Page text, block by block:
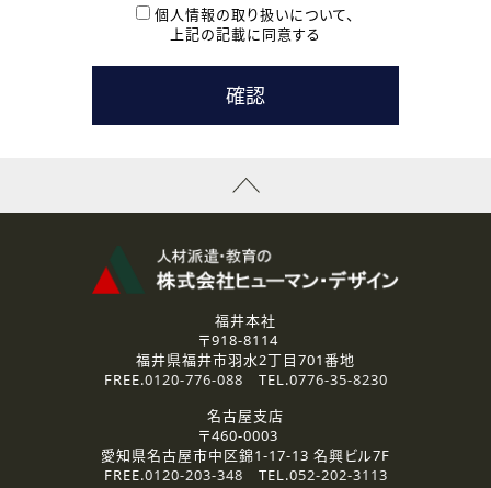
本登録に関するご連絡および本登録時の参考情報として利
たします。
( 3 ) スタッフ派遣を検討されている企業の皆様
お問い合わせの内容に回答するために利用いたします。
なお、ご連絡手段は、電話・Ｅメールのいずれかの方法とい
資料送付、受講相談に関するご連絡のために利用いたしま
その他、お問い合わせの内容に回答するために利用いたし
なお、ご連絡手段は、電話・Ｅメールのいずれかの方法とい
2.個人情報の第三者提供
ご提供いただいた個人情報は、法令等の規定に従う場合を除き、
3.個人情報の取り扱いの委託
弊社の定める個人情報保護の評価基準を満たした委託先に、個
人情報を委託する場合があります。
個人情報の取り扱いについて、
上記の記載に同意する
福井本社
〒918-8114
福井県福井市羽水2丁目701番地
FREE.0120-776-088 TEL.0776-35-8230
名古屋支店
〒460-0003
愛知県名古屋市中区錦1-17-13 名興ビル7F
FREE.0120-203-348 TEL.052-202-3113